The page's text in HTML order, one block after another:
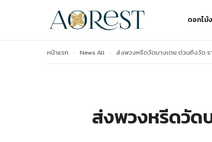
ดอกไม้
หน้าแรก › News All › ส่งพวงหรีดวัดบางเตย ด่วนถึงวัด ร
ส่งพวงหรีดวัด